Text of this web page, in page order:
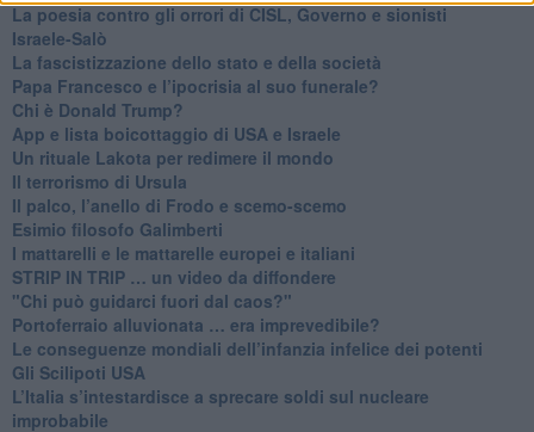
La poesia contro gli orrori di CISL, Governo e sionisti
Israele-Salò
​La fascistizzazione dello stato e della società
Papa Francesco e l’ipocrisia al suo funerale?
​Chi è Donald Trump?
App e lista boicottaggio di USA e Israele
​Un rituale Lakota per redimere il mondo
Il terrorismo di Ursula
​Il palco, l’anello di Frodo e scemo-scemo
Esimio filosofo Galimberti
​I mattarelli e le mattarelle europei e italiani
​STRIP IN TRIP … un video da diffondere
"Chi può guidarci fuori dal caos?"
​Portoferraio alluvionata … era imprevedibile?
Le conseguenze mondiali dell’infanzia infelice dei potenti
​Gli Scilipoti USA
L’Italia s’intestardisce a sprecare soldi sul nucleare
improbabile